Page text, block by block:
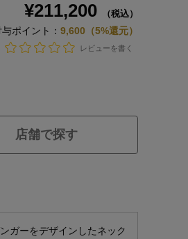
¥211,200 （税込）
ポイント： 9,600（5%還元）
レビューを書く
店舗で探す
ガーをデザインしたネック